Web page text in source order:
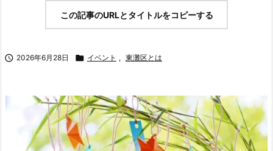
この記事のURLとタイトルをコピーする
 2026年6月28日  イベント , 東灘区とは